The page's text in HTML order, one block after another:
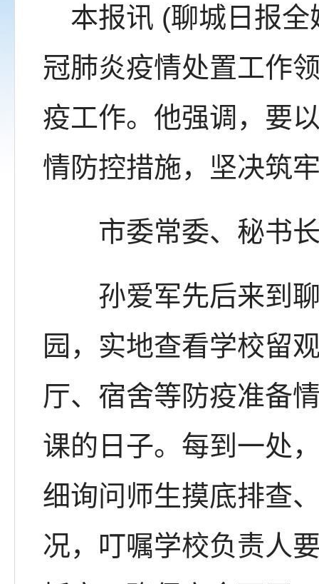
本报讯 (聊城日报全
冠肺炎疫情处置工作
疫工作。他强调，要
情防控措施，坚决筑
市委常委、秘书长
孙爱军先后来到聊
园，实地查看学校留
厅、宿舍等防疫准备
课的日子。每到一处
细询问师生摸底排查
况，叮嘱学校负责人